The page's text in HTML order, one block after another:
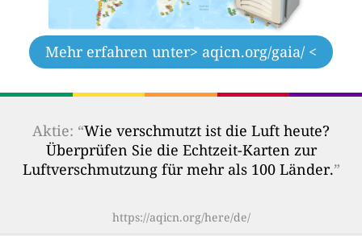
Mehr erfahren unter> aqicn.org/gaia/ <
Aktie: “Wie verschmutzt ist die Luft heute?
Überprüfen Sie die Echtzeit-Karten zur
Luftverschmutzung für mehr als 100 Länder.”
https://aqicn.org/here/de/